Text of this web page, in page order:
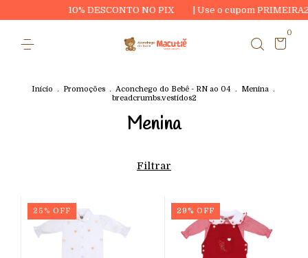
10% DESCONTO NO PIX | Use o cupom PRIMEIRA20 e
0
Início . Promoções . Aconchego do Bebê - RN ao 04 . Menina .
breadcrumbs.vestidos2
Menina
Filtrar
25 % OFF 29 % OFF